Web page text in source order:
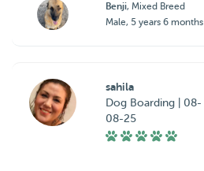
Benji, Mixed Breed
Male, 5 years 6 months
sahila
Dog Boarding | 08-
08-25